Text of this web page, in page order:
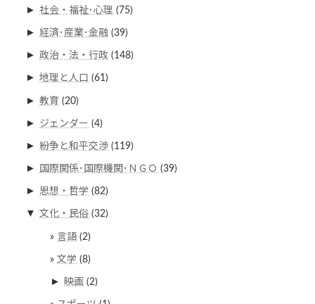
► 社会・福祉･心理 (75)
► 経済･産業･金融 (39)
► 政治・法・行政 (148)
► 地理と人口 (61)
► 教育 (20)
► ジェンダー (4)
► 紛争と和平交渉 (119)
► 国際関係･国際機関･ＮＧＯ (39)
► 思想・哲学 (82)
▼ 文化・民俗 (32)
言語(2)
文学 (8)
► 映画 (2)